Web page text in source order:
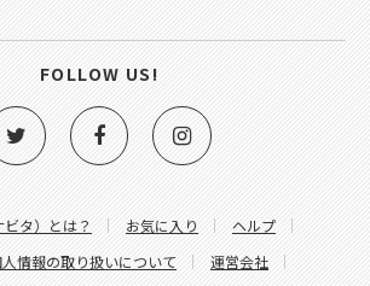
ビタ）とは？ お気に入り
ヘルプ
情報の取り扱いについて
運営会社
FOLLOW US!